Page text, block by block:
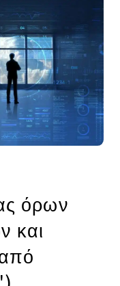
όρων
και